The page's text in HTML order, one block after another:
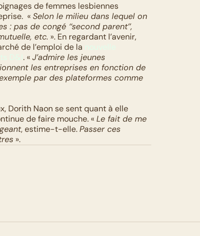
de femmes lesbiennes
« Selon le milieu dans lequel on
pas de congé ‘‘second parent’’,
etc. ». En regardant l’avenir,
de l’emploi de la
. « J’admire les jeunes
les entreprises en fonction de
par des plateformes comme
Dorith Naon se sent quant à elle
de faire mouche. « Le fait de me
, estime-t-elle. Passer ces
».